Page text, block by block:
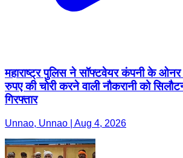
महाराष्ट्र पुलिस ने सॉफ्टवेयर कंपनी के
रुपए की चोरी करने वाली नौकरानी को
गिरफ्तार
Unnao, Unnao | Aug 4, 2026